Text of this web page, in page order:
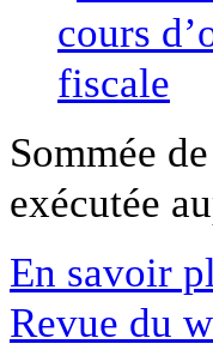
Sommée
exécutée
En savoir
Revue du